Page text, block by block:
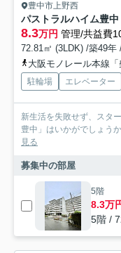
豊中市上野西
パストラルハイム豊中
8.3万円 管理/共益費
72.81㎡ (3LDK) /築49年
大阪モノレール本線
駐輪場 エレベーター
新生活を失敗せず、スタ
豊中」はいかがでしょう
見る
募集中の部屋
5階
8.3万
5階 /